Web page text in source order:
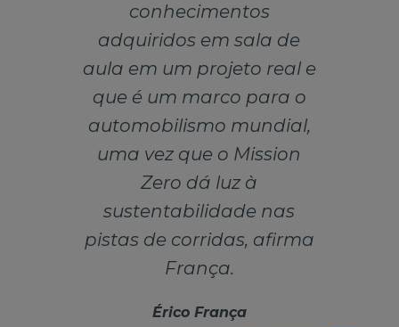
conhecimentos
adquiridos em sala de
aula em um projeto real e
que é um marco para o
automobilismo mundial,
uma vez que o Mission
Zero dá luz à
sustentabilidade nas
pistas de corridas, afirma
França.
Érico França